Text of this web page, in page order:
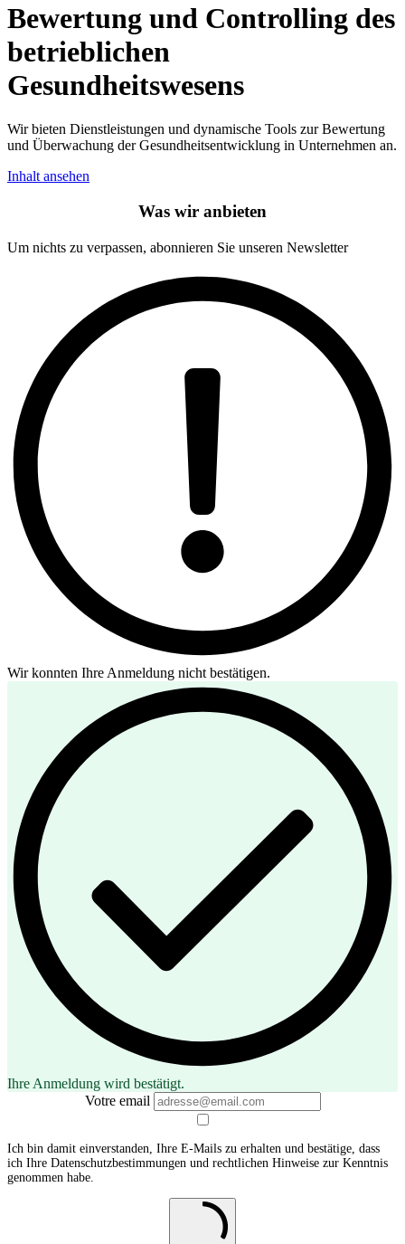
Bewertung und Controlling des
betrieblichen
Gesundheitswesens
Wir bieten Dienstleistungen und dynamische Tools zur Bewertung
und Überwachung der Gesundheitsentwicklung in Unternehmen an.
Inhalt ansehen
Was wir anbieten
Um nichts zu verpassen, abonnieren Sie unseren Newsletter
Wir konnten Ihre Anmeldung nicht bestätigen.
Ihre Anmeldung wird bestätigt.
Votre email
Ich bin damit einverstanden, Ihre E-Mails zu erhalten und bestätige, dass
ich Ihre Datenschutzbestimmungen und rechtlichen Hinweise zur Kenntnis
genommen habe.